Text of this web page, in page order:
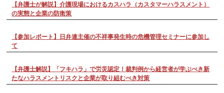
【弁護士が解説】介護現場におけるカスハラ（カスタマーハラスメント）
の実態と企業の防衛策
【参加レポート】日弁連主催の不祥事発生時の危機管理セミナーに参加し
て
【弁護士解説】「フキハラ」で労災認定！裁判例から経営者が学ぶべき新
たなハラスメントリスクと企業が取り組むべき対策